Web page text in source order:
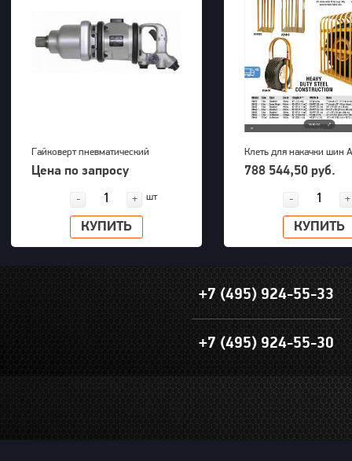
Гайковерт пневматический
KAWASAKI KPT-55SA
Цена по запросу
- + шт
КУПИТЬ
Клеть для накачки шин
international
788 544,50 руб.
- +
КУПИТЬ
+7 (495) 924-55-33
+7 (495) 924-55-30